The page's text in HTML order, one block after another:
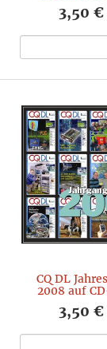
3,50 €
CQ DL
2008 auf
3,50 €